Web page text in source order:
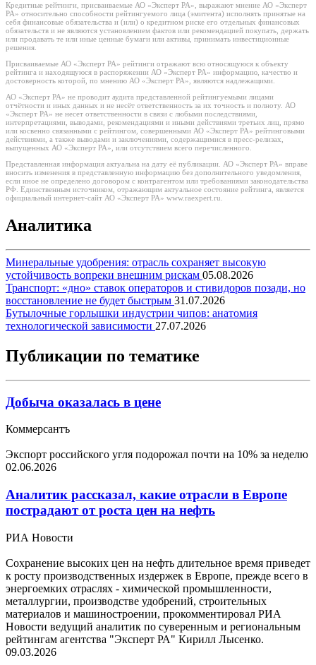
Кредитные рейтинги, присваиваемые АО «Эксперт РА», выражают мнение АО «Эксперт
РА» относительно способности рейтингуемого лица (эмитента) исполнять принятые на
себя финансовые обязательства и (или) о кредитном риске его отдельных финансовых
обязательств и не являются установлением фактов или рекомендацией покупать, держать
или продавать те или иные ценные бумаги или активы, принимать инвестиционные
решения.
Присваиваемые АО «Эксперт РА» рейтинги отражают всю относящуюся к объекту
рейтинга и находящуюся в распоряжении АО «Эксперт РА» информацию, качество и
достоверность которой, по мнению АО «Эксперт РА», являются надлежащими.
АО «Эксперт РА» не проводит аудита представленной рейтингуемыми лицами
отчётности и иных данных и не несёт ответственность за их точность и полноту. АО
«Эксперт РА» не несет ответственности в связи с любыми последствиями,
интерпретациями, выводами, рекомендациями и иными действиями третьих лиц, прямо
или косвенно связанными с рейтингом, совершенными АО «Эксперт РА» рейтинговыми
действиями, а также выводами и заключениями, содержащимися в пресс-релизах,
выпущенных АО «Эксперт РА», или отсутствием всего перечисленного.
Представленная информация актуальна на дату её публикации. АО «Эксперт РА» вправе
вносить изменения в представленную информацию без дополнительного уведомления,
если иное не определено договором с контрагентом или требованиями законодательства
РФ. Единственным источником, отражающим актуальное состояние рейтинга, является
официальный интернет-сайт АО «Эксперт РА» www.raexpert.ru.
Аналитика
Минеральные удобрения: отрасль сохраняет высокую
устойчивость вопреки внешним рискам 05.08.2026
Транспорт: «дно» ставок операторов и стивидоров позади, но
восстановление не будет быстрым 31.07.2026
Бутылочные горлышки индустрии чипов: анатомия
технологической зависимости 27.07.2026
Публикации по тематике
Добыча оказалась в цене
Коммерсантъ
Экспорт российского угля подорожал почти на 10% за неделю
02.06.2026
Аналитик рассказал, какие отрасли в Европе
пострадают от роста цен на нефть
РИА Новости
Сохранение высоких цен на нефть длительное время приведет
к росту производственных издержек в Европе, прежде всего в
энергоемких отраслях - химической промышленности,
металлургии, производстве удобрений, строительных
материалов и машиностроении, прокомментировал РИА
Новости ведущий аналитик по суверенным и региональным
рейтингам агентства "Эксперт РА" Кирилл Лысенко.
09.03.2026